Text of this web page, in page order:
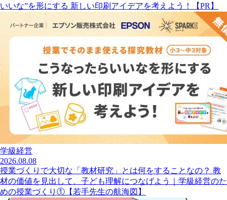
いいな”を形にする 新しい印刷アイデアを考えよう！【PR】
学級経営
2026.08.08
授業づくりで大切な「教材研究」とは何をすることなの？ 教
材の価値を見出して、子ども理解につなげよう｜学級経営のた
めの授業づくり①【若手先生の航海図】